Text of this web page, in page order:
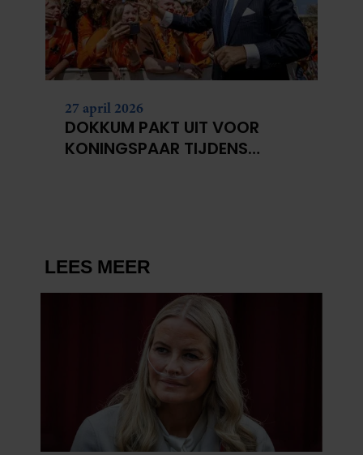
27 april 2026
DOKKUM PAKT UIT VOOR
KONINGSPAAR TIJDENS